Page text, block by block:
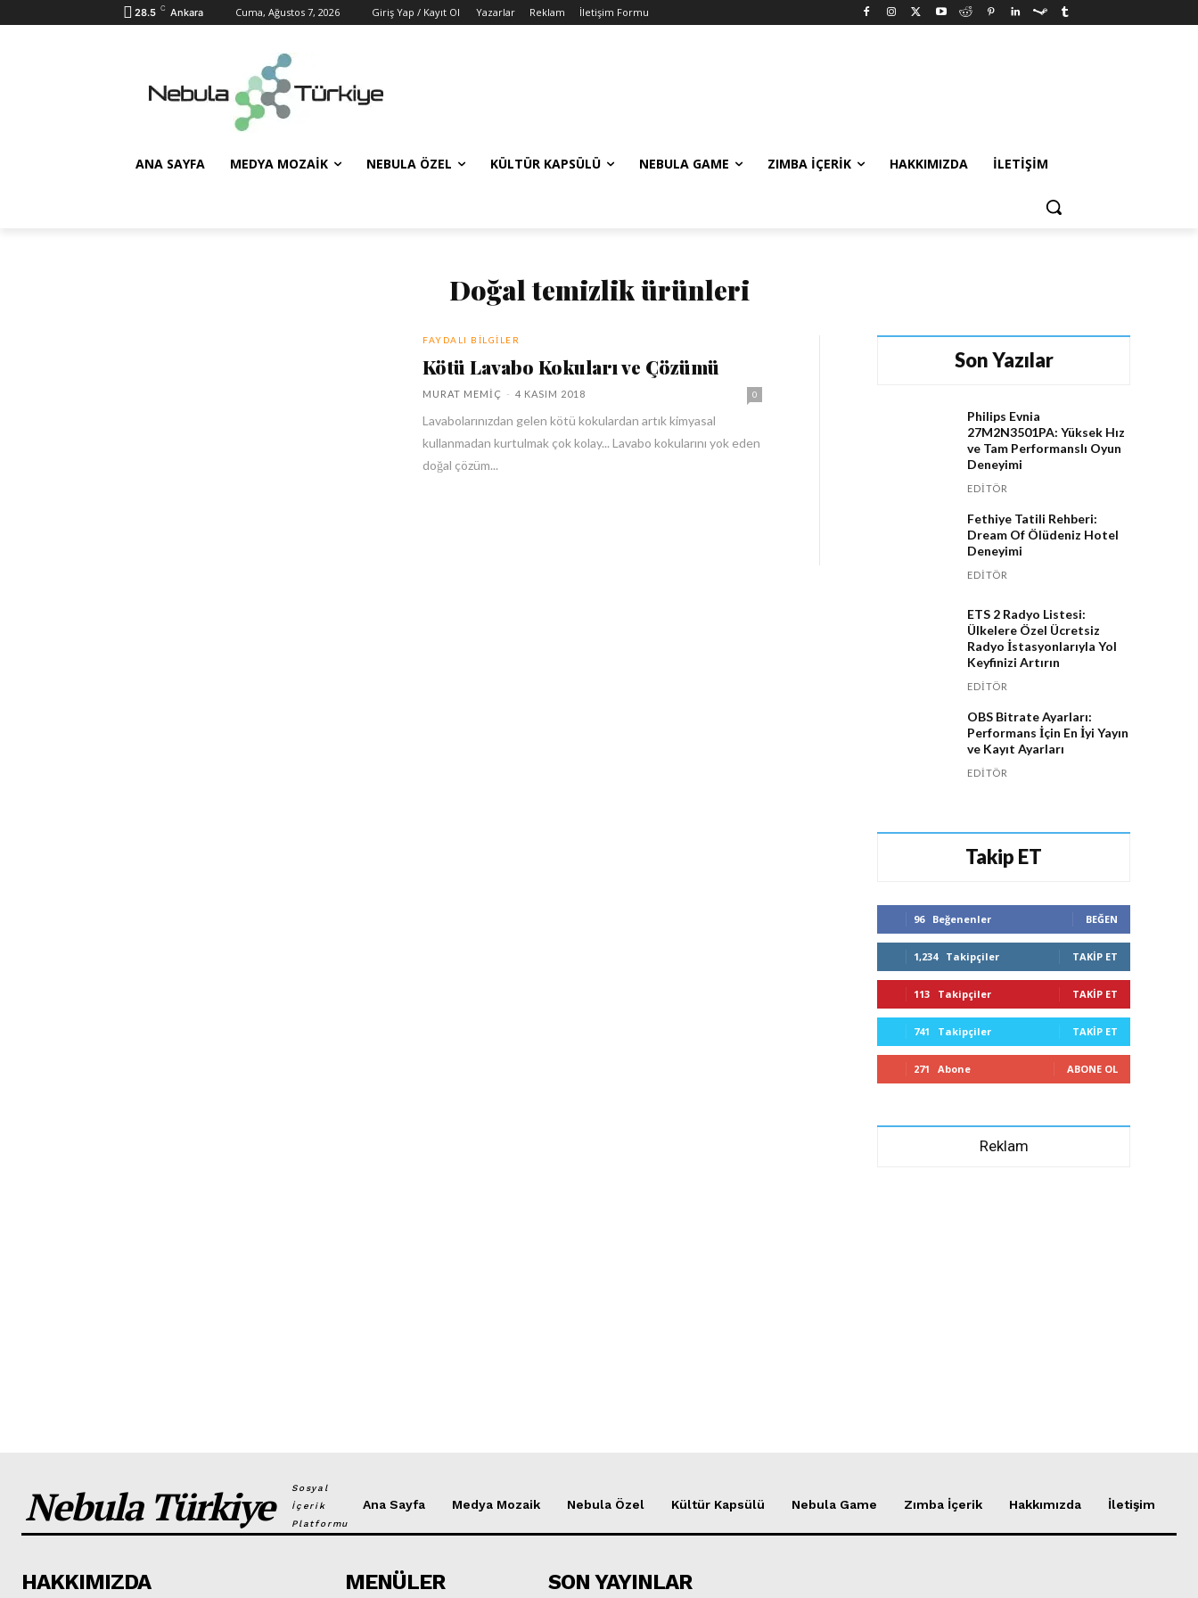
28.5 C Ankara Cuma, Ağustos 7, 2026 Giriş Yap / Kayıt Ol Yazarlar Reklam İletişim Formu
ANA SAYFA MEDYA MOZAIK NEBULA ÖZEL KÜLTÜR KAPSÜLÜ NEBULA GAME ZIMBA İÇERIK HAKKIMIZDA İLETIŞIM
Doğal temizlik ürünleri
FAYDALI BILGILER
Kötü Lavabo Kokuları ve Çözümü
MURAT MEMIÇ - 4 KASIM 2018 0
Lavabolarınızdan gelen kötü kokulardan artık kimyasal
kullanmadan kurtulmak çok kolay... Lavabo kokularını yok eden
doğal çözüm...
Son Yazılar
Philips Evnia
27M2N3501PA: Yüksek Hız
ve Tam Performanslı Oyun
Deneyimi
EDITÖR
Fethiye Tatili Rehberi:
Dream Of Ölüdeniz Hotel
Deneyimi
EDITÖR
ETS 2 Radyo Listesi:
Ülkelere Özel Ücretsiz
Radyo İstasyonlarıyla Yol
Keyfinizi Artırın
EDITÖR
OBS Bitrate Ayarları:
Performans İçin En İyi Yayın
ve Kayıt Ayarları
EDITÖR
Takip ET
96 Beğenenler BEĞEN
1,234 Takipçiler TAKIP ET
113 Takipçiler TAKIP ET
741 Takipçiler TAKIP ET
271 Abone ABONE OL
Reklam
Nebula Türkiye
Sosyal
İçerik
Platformu
Ana Sayfa Medya Mozaik Nebula Özel Kültür Kapsülü Nebula Game Zımba İçerik Hakkımızda İletişim
HAKKIMIZDA MENÜLER SON YAYINLAR